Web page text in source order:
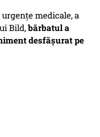
medicale, a
Bild,bărbatul a
desfășurat pe